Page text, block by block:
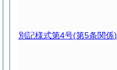
別記様式第4号(第5条関係)